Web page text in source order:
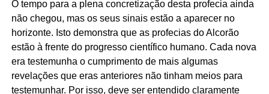
O tempo para a plena concretização desta profecia ainda
não chegou, mas os seus sinais estão a aparecer no
horizonte. Isto demonstra que as profecias do Alcorão
estão à frente do progresso científico humano. Cada nova
era testemunha o cumprimento de mais algumas
revelações que eras anteriores não tinham meios para
testemunhar. Por isso, deve ser entendido claramente